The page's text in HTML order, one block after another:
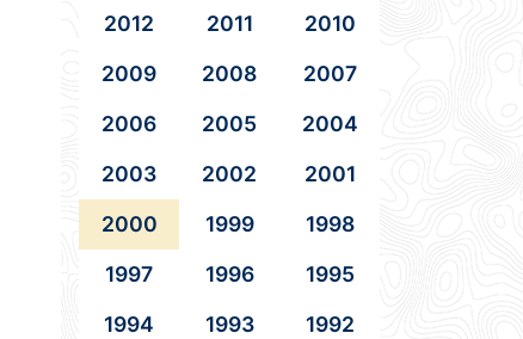
2012
2011
2010
2009
2008
2007
2006
2005
2004
2003
2002
2001
2000
1999
1998
1997
1996
1995
1994
1993
1992